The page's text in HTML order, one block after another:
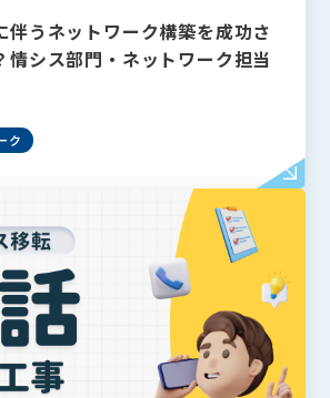
伴うネットワーク構築を成功さ
情シス部門・ネットワーク担当
ク